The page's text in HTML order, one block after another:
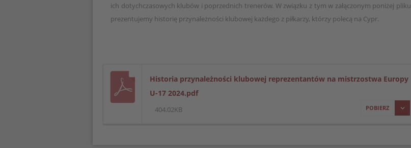
ich dotychczasowych klubów i poprzednich trenerów. W związku z tym w załączonym poniżej pliku
prezentujemy historię przynależności klubowej każdego z piłkarzy, którzy polecą na Cypr.
POBIERZ
Historia przynależności klubowej reprezentantów na mistrzostwa Europy
U-17 2024.pdf
404.02KB